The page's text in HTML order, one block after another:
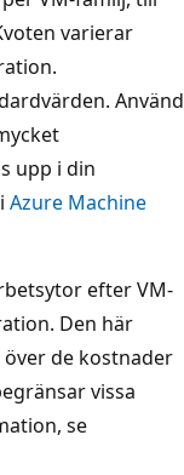
varierar
Använd
upp i din
Azure Machine
efter VM-
Den här
de kostnader
vissa
se